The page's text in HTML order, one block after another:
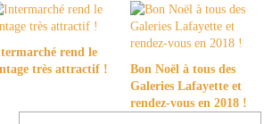
rend le
très attractif !
Bon Noël à tous des
Galeries Lafayette et
rendez-vous en 2018 !